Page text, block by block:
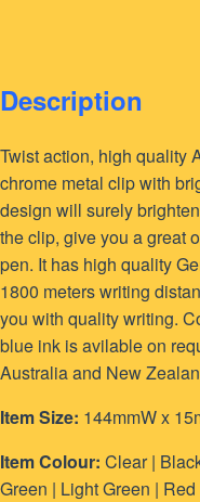
Description
Twist action, high quality
chrome metal clip with
design will surely
the clip, give you a great
pen. It has high quality
1800 meters writing
you with quality writing.
blue ink is avilable on
Australia and New
Item Size: 144mmW x
Item Colour: Clear |
Green | Light Green |